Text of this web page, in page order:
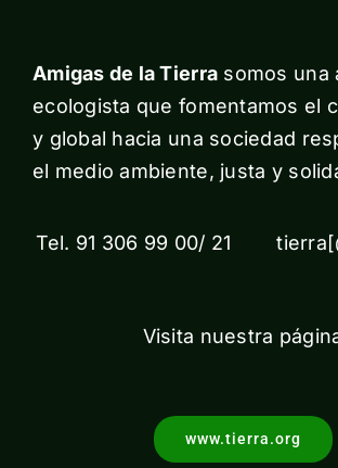
Amigas de la Tierra somos una
ecologista que fomentamos el
y global hacia una sociedad
el medio ambiente, justa y
Tel. 91 306 99 00/ 21
Visita nuestra
www.tierra.org